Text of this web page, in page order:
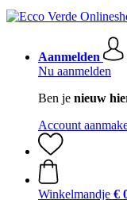
Aanmelden
Nu aanmelden
Ben je nieuw
Account
Winkelmandje €